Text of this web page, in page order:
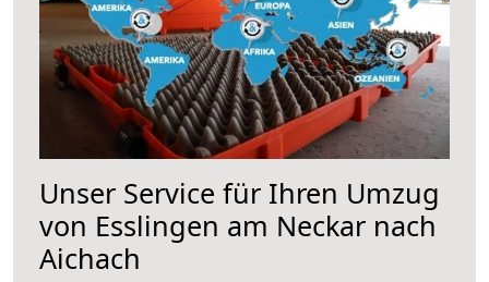
Unser Service für Ihren Umzug
von Esslingen am Neckar nach
Aichach